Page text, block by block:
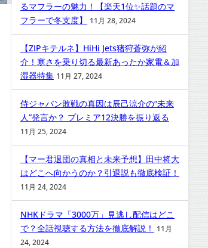
るマフラーの魅力！【楽天1位✨話題のマ
フラーで冬支度】
11月 28, 2024
【ZIPキテルネ】HiHi Jets猪狩蒼弥が紹
介！寒さを乗り切る最新あったか家電＆加
湿器特集 11月 27, 2024
侍ジャパン敗戦の真因は辰己涼介の“未来
人”発言か？ プレミア12決勝を振り返る
11月 25, 2024
【マー君退団の真相と未来予想】田中将大
はどこへ向かうのか？引退説も徹底検証！
11月 24, 2024
NHKドラマ「3000万」見逃し配信はどこ
で？全話視聴する方法を徹底解説！
11月
24, 2024